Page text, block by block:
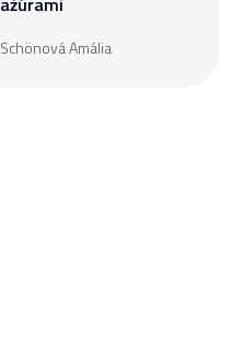
Schönová Amália